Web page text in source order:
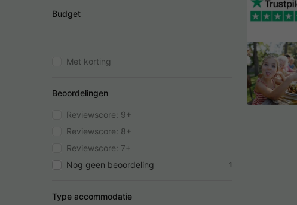
Budget
Met korting
Beoordelingen
Reviewscore: 9+
Reviewscore: 8+
Reviewscore: 7+
Nog geen beoordeling
1
Type accommodatie